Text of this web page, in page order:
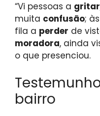
“Vi pessoas a gritar
muita confusão;
fila a perder de
moradora, ainda
o que presenciou.
bairro